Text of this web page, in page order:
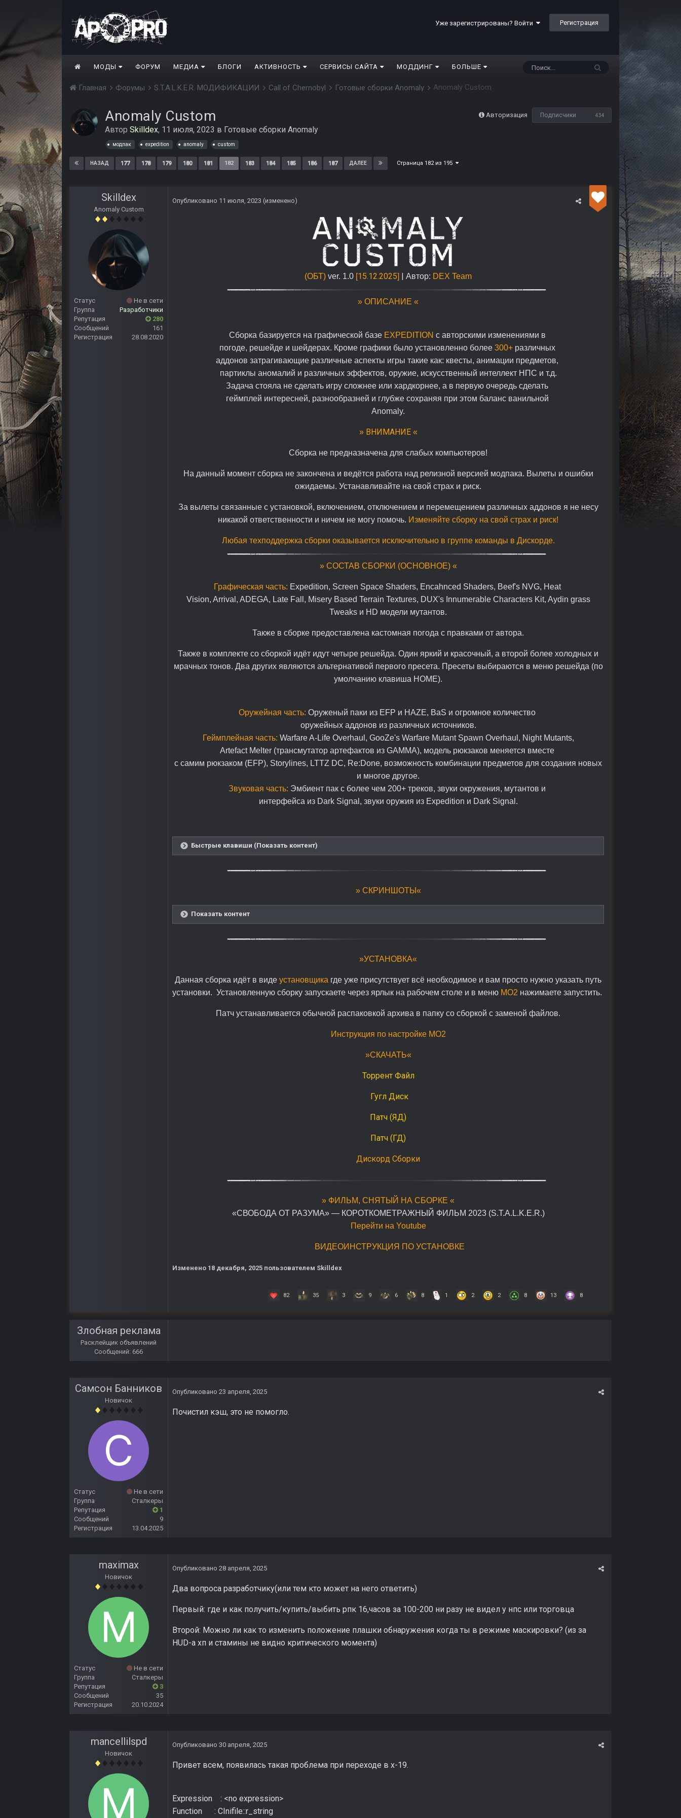
Уже зарегистрированы? Войти Регистрация
МОДЫ ФОРУМ МЕДИА БЛОГИ АКТИВНОСТЬ СЕРВИСЫ САЙТА МОДДИНГ БОЛЬШЕ
Главная Форумы S.T.A.L.K.E.R. МОДИФИКАЦИИ Call of Chernobyl Готовые сборки Anomaly Anomaly Custom
Авторизация Подписчики 434
Anomaly Custom
Автор Skilldex, 11 июля, 2023 в Готовые сборки Anomaly
модпак expedition anomaly custom
НАЗАД 177 178 179 180 181 182 183 184 185 186 187 ДАЛЕЕ Страница 182 из 195
Skilldex
Anomaly Custom
Статус
Не в сети
Группа
Разработчики
Репутация
280
Сообщений
161
Регистрация
28.08.2020
Опубликовано 11 июля, 2023 (изменено)
(ОБТ) ver. 1.0 [15.12.2025] Автор: DEX Team
» ОПИСАНИЕ «
Сборка базируется на графической базе EXPEDITION с авторскими изменениями в
погоде, решейде и шейдерах. Кроме графики было установленно более 300+различных
аддонов затрагивающие различные аспекты игры такие как: квесты, анимации предметов,
партиклы аномалий и различных эффектов, оружие, искусственный интеллект НПС и т.д.
Задача стояла не сделать игру сложнее или хардкорнее, а в первую очередь сделать
геймплей интересней, разнообразней и глубже сохраняя при этом баланс ванильной
Anomaly.
» ВНИМАНИЕ «
Сборка не предназначена для слабых компьютеров!
На данный момент сборка не закончена и ведётся работа над релизной версией модпака. Вылеты и ошибки
ожидаемы. Устанавливайте на свой страх и риск.
За вылеты связанные с установкой, включением, отключением и перемещением различных аддонов я не несу
никакой ответственности и ничем не могу помочь. Изменяйте сборку на свой страх и риск!
Любая техподдержка сборки оказывается исключительно в группе команды в Дискорде.
» СОСТАВ СБОРКИ (ОСНОВНОЕ) «
Графическая часть: Expedition, Screen Space Shaders, Encahnced Shaders, Beef's NVG, Heat
Vision, Arrival, ADEGA, Late Fall, Misery Based Terrain Textures, DUX's Innumerable Characters Kit, Aydin grass
Tweaks и HD модели мутантов.
Также в сборке предоставлена кастомная погода с правками от автора.
Также в комплекте со сборкой идёт идут четыре решейда. Один яркий и красочный, а второй более холодных и
мрачных тонов. Два других являются альтернативой первого пресета. Пресеты выбираются в меню решейда (по
умолчанию клавиша HOME).
Оружейная часть: Оруженый паки из EFP и HAZE, BaS и огромное количество
оружейных аддонов из различных источников.
Геймплейная часть: Warfare A-Life Overhaul, GooZe's Warfare Mutant Spawn Overhaul, Night Mutants,
Artefact Melter (трансмутатор артефактов из GAMMA), модель рюкзаков меняется вместе
с самим рюкзаком (EFP), Storylines, LTTZ DC, Re:Done, возможность комбинации предметов для создания новых
и многое другое.
Звуковая часть: Эмбиент пак с более чем 200+ треков, звуки окружения, мутантов и
интерфейса из Dark Signal, звуки оружия из Expedition и Dark Signal.
Быстрые клавиши (Показать контент)
» СКРИНШОТЫ«
Показать контент
»УСТАНОВКА«
Данная сборка идёт в виде установщика где уже присутствует всё необходимое и вам просто нужно указать путь
установки. Установленную сборку запускаете через ярлык на рабочем столе и в меню MO2 нажимаете запустить.
Патч устанавливается обычной распаковкой архива в папку со сборкой с заменой файлов.
Инструкция по настройке МО2
»СКАЧАТЬ«
Торрент Файл
Гугл Диск
Патч (ЯД)
Патч (ГД)
Дискорд Сборки
» ФИЛЬМ, СНЯТЫЙ НА СБОРКЕ «
«СВОБОДА ОТ РАЗУМА» — КОРОТКОМЕТРАЖНЫЙ ФИЛЬМ 2023 (S.T.A.L.K.E.R.)
Перейти на Youtube
ВИДЕОИНСТРУКЦИЯ ПО УСТАНОВКЕ
Изменено 18 декабря, 2025 пользователем Skilldex
82 35 3 9 6 8 1 2 2 8 13 8
Злобная реклама
Расклейщик объявлений
Сообщений: 666
Самсон Банников
Новичок
Статус
Не в сети
Группа
Сталкеры
Репутация
1
Сообщений
9
Регистрация
13.04.2025
Опубликовано 23 апреля, 2025
Почистил кэш, это не помогло.
maximax
Новичок
Статус
Не в сети
Группа
Сталкеры
Репутация
3
Сообщений
35
Регистрация
20.10.2024
Опубликовано 28 апреля, 2025
Два вопроса разработчику(или тем кто может на него ответить)
Первый: где и как получить/купить/выбить рпк 16,часов за 100-200 ни разу не видел у нпс или торговца
Второй: Можно ли как то изменить положение плашки обнаружения когда ты в режиме маскировки? (из за
HUD-а хп и стамины не видно критического момента)
mancellilspd
Новичок
Опубликовано 30 апреля, 2025
Привет всем, появилась такая проблема при переходе в x-19.
Expression : <no expression>
Function : CInifile::r_string